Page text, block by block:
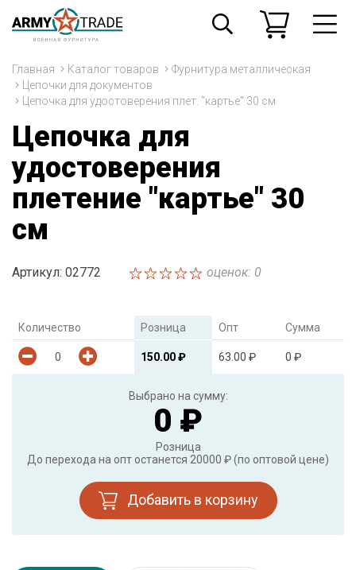
Главная Каталог товаров
Фурнитура металлическая
Цепочки для документов
Цепочка для удостоверения плет. "картье" 30 см
Цепочка для
удостоверения
плетение "картье" 30
см
Артикул: 02772 оценок: 0
Количество Розница Опт Сумма
150.00 ₽ 63.00 ₽ 0 ₽
Выбрано на сумму:
0 ₽
Розница
До перехода на опт останется 20000 ₽ (по оптовой цене)
Добавить в корзину